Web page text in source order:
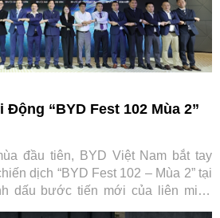
Động “BYD Fest 102 Mùa 2”
đầu tiên, BYD Việt Nam bắt tay
dịch “BYD Fest 102 – Mùa 2” tại
dấu bước tiến mới của liên minh